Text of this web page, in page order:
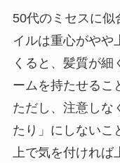
50代のミセスに似
イルは重心がやや
くると、髪質が細
ームを持たせるこ
ただし、注意しな
たり」にしないこ
上で気を付けれ